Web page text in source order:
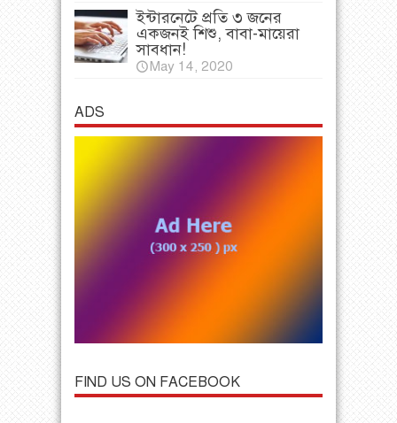
ইন্টারনেটে প্রতি ৩ জনের
একজনই শিশু, বাবা-মায়েরা
সাবধান!
May 14, 2020
ADS
FIND US ON FACEBOOK